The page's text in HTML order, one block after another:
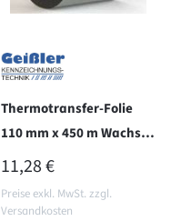
Thermotransfer-Folie
110 mm x 450 m Wachs+,
innen, RATIO
REGULÄRER PREIS:
11,28 €
Preise exkl. MwSt. zzgl.
Versandkosten